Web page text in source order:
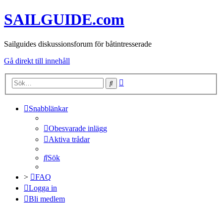
SAILGUIDE.com
Sailguides diskussionsforum för båtintresserade
Gå direkt till innehåll
Sök
Snabblänkar
Obesvarade inlägg
Aktiva trådar
Sök
>
FAQ
Logga in
Bli medlem